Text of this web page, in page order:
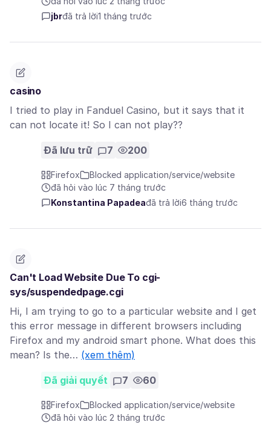
jbrđã trả lời1 tháng trước
casino
I tried to play in Fanduel Casino, but it says that it
can not locate it! So I can not play??
Đã lưu trữ 7 200
Firefox
Blocked application/service/website
đã hỏi vào lúc 7 tháng trước
Konstantina Papadeađã trả lời6 tháng trước
Can't Load Website Due To cgi-
sys/suspendedpage.cgi
Hi, I am trying to go to a particular website and I get
this error message in different browsers including
Firefox and my android smart phone. What does this
mean? Is the… (xem thêm)
Đã giải quyết 7 60
Firefox
Blocked application/service/website
đã hỏi vào lúc 2 tháng trước